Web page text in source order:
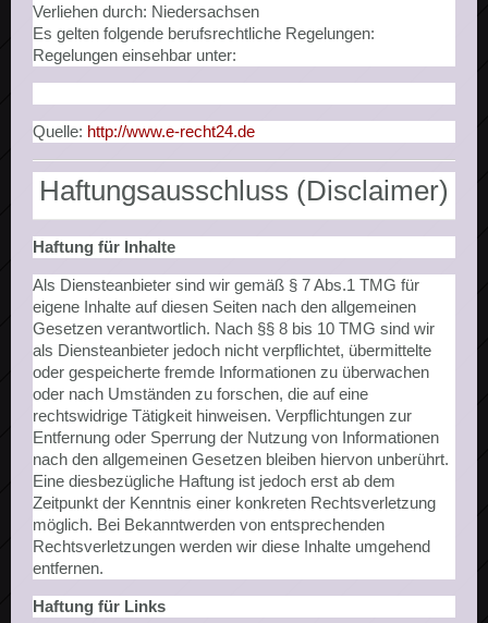
Verliehen durch: Niedersachsen
Es gelten folgende berufsrechtliche Regelungen:
Regelungen einsehbar unter:
Quelle: http://www.e-recht24.de
Haftungsausschluss (Disclaimer)
Haftung für Inhalte
Als Diensteanbieter sind wir gemäß § 7 Abs.1 TMG für
eigene Inhalte auf diesen Seiten nach den allgemeinen
Gesetzen verantwortlich. Nach §§ 8 bis 10 TMG sind wir
als Diensteanbieter jedoch nicht verpflichtet, übermittelte
oder gespeicherte fremde Informationen zu überwachen
oder nach Umständen zu forschen, die auf eine
rechtswidrige Tätigkeit hinweisen. Verpflichtungen zur
Entfernung oder Sperrung der Nutzung von Informationen
nach den allgemeinen Gesetzen bleiben hiervon unberührt.
Eine diesbezügliche Haftung ist jedoch erst ab dem
Zeitpunkt der Kenntnis einer konkreten Rechtsverletzung
möglich. Bei Bekanntwerden von entsprechenden
Rechtsverletzungen werden wir diese Inhalte umgehend
entfernen.
Haftung für Links